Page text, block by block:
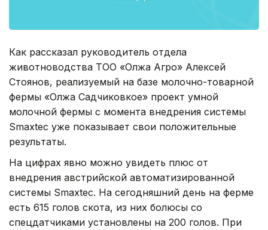
Как рассказал руководитель отдела
животноводства ТОО «Олжа Агро» Алексей
Стоянов, реализуемый на базе молочно-товарной
фермы «Олжа Садчиковкое» проект умной
молочной фермы с момента внедрения системы
Smaxtec уже показывает свои положительные
результаты.
На цифрах явно можно увидеть плюс от
внедрения австрийской автоматизированной
системы Smaxtec. На сегодняшний день на ферме
есть 615 голов скота, из них болюсы со
спецдатчиками установлены на 200 голов. При